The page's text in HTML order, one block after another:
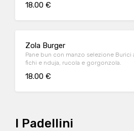
18.00 €
Zola Burger
Pane bun con manzo selezione
fichi e nduja, rucola e gorgonzola.
18.00 €
I Padellini